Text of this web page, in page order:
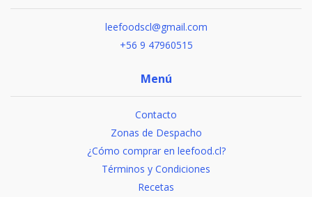
leefoodscl@gmail.com
+56 9 47960515
Menú
Contacto
Zonas de Despacho
¿Cómo comprar en leefood.cl?
Términos y Condiciones
Recetas